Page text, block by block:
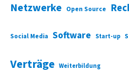
Netzwerke Open Source
Social Media Software Start-up
Verträge Weiterbildung